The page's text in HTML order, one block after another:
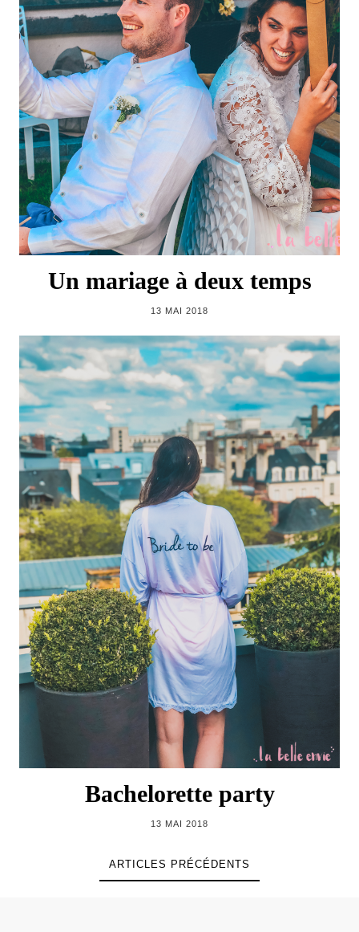
Un mariage à deux temps
13 MAI 2018
Bachelorette party
13 MAI 2018
ARTICLES PRÉCÉDENTS